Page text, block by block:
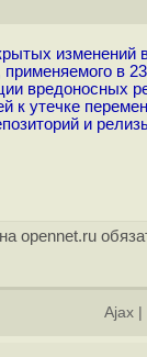
изменений
в
вредоносных
к утечке
и
opennet.ru
Ajax